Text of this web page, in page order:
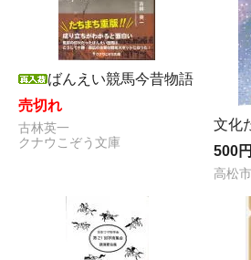
ばんえい競馬今昔物語
売切れ
古林英一
クナウこぞう文庫
文化
500
高松